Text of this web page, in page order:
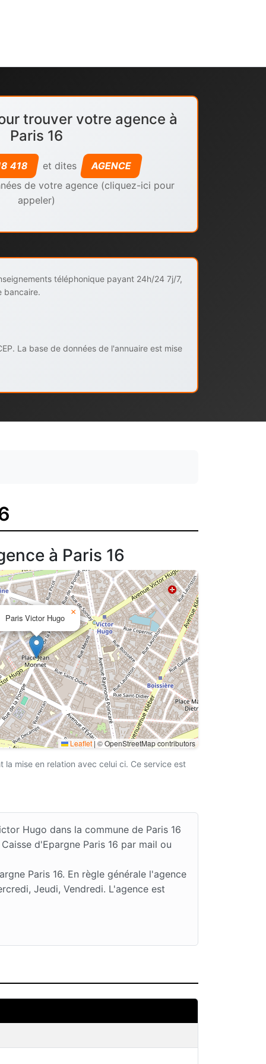
trouver votre agence à
Paris 16
418 et dites
AGENCE
de votre agence (cliquez-ici pour
appeler)
téléphonique payant 24h/24 7j/7,
bancaire.
La base de données de l'annuaire est mise
à Paris 16
Paris Victor Hugo
×
Leaflet|© OpenStreetMap contributors
mise en relation avec celui ci. Ce service est
Hugo dans la commune de Paris 16
d'Epargne Paris 16 par mail ou
Paris 16. En règle générale l'agence
Jeudi, Vendredi. L'agence est